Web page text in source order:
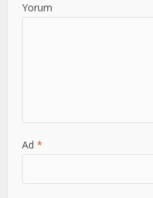
Yorum
Ad*